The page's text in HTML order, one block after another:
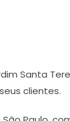
Santa
clientes.